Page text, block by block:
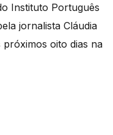
Instituto Português
jornalista Cláudia
oito dias na